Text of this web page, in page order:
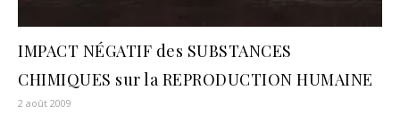
IMPACT NÉGATIF des SUBSTANCES
CHIMIQUES sur la REPRODUCTION HUMAINE
2 août 2009